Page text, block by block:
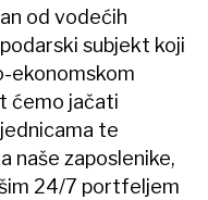
od vodećih
subjekt koji
ekonomskom
ćemo jačati
te
naše zaposlenike,
24/7 portfeljem